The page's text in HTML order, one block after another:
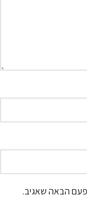
הבאה שאגיב.